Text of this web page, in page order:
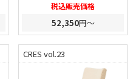
税込販売価格
52,350円～
CRES vol.23